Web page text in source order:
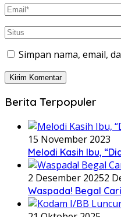
Simpan nama, email,
Berita Terpopuler
15 November 2023
Melodi Kasih Ibu,
2 Desember 20252
Waspada! Begal